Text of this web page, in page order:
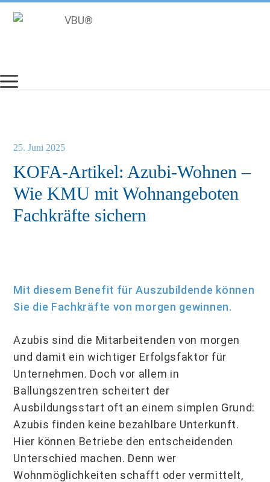
Inhalt
KOFA-Artikel: Azubi-Wohnen –
Wie KMU mit Wohnangeboten
Fachkräfte sichern
25. Juni 2025
Mit diesem Benefit für Auszubildende können
Sie die Fachkräfte von morgen gewinnen.
Azubis sind die Mitarbeitenden von morgen
und damit ein wichtiger Erfolgsfaktor für
Unternehmen. Doch vor allem in
Ballungszentren scheitert der
Ausbildungsstart oft an einem simplen Grund:
Azubis finden keine bezahlbare Unterkunft.
Hier können Betriebe den entscheidenden
Unterschied machen. Denn wer
Wohnmöglichkeiten schafft oder vermittelt,